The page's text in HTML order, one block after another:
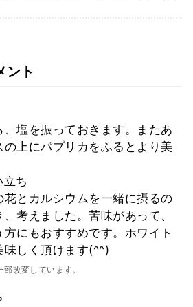
ント
、塩を振っておきます。またあ
上にパプリカをふるとより美
ち
とカルシウムを一緒に摂るの
考えました。苦味があって、
にもおすすめです。ホワイト
味しく頂けます(^^)
改変しています。